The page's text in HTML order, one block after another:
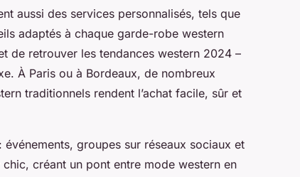
aussi des services personnalisés, tels que
adaptés à chaque garde-robe western
de retrouver les tendances western 2024 –
À Paris ou à Bordeaux, de nombreux
traditionnels rendent l’achat facile, sûr et
groupes sur réseaux sociaux et
créant un pont entre mode western en